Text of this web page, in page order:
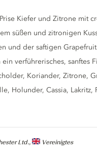
Ltd.,
Vereinigtes
Kiefer und Zitrone mit
süßen und zitronigen
und der saftigen
verführerisches, sanftes
Koriander, Zitrone,
Holunder, Cassia, Lakritz,